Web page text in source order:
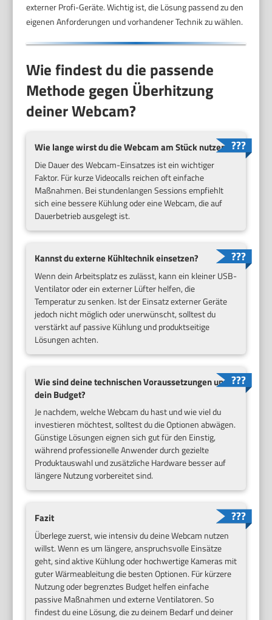
externer Profi-Geräte. Wichtig ist, die Lösung passend zu den
eigenen Anforderungen und vorhandener Technik zu wählen.
Wie findest du die passende
Methode gegen Überhitzung
deiner Webcam?
Wie lange wirst du die Webcam am Stück nutzen?
Die Dauer des Webcam-Einsatzes ist ein wichtiger
Faktor. Für kurze Videocalls reichen oft einfache
Maßnahmen. Bei stundenlangen Sessions empfiehlt
sich eine bessere Kühlung oder eine Webcam, die auf
Dauerbetrieb ausgelegt ist.
Kannst du externe Kühltechnik einsetzen?
Wenn dein Arbeitsplatz es zulässt, kann ein kleiner USB-
Ventilator oder ein externer Lüfter helfen, die
Temperatur zu senken. Ist der Einsatz externer Geräte
jedoch nicht möglich oder unerwünscht, solltest du
verstärkt auf passive Kühlung und produktseitige
Lösungen achten.
Wie sind deine technischen Voraussetzungen und
dein Budget?
Je nachdem, welche Webcam du hast und wie viel du
investieren möchtest, solltest du die Optionen abwägen.
Günstige Lösungen eignen sich gut für den Einstig,
während professionelle Anwender durch gezielte
Produktauswahl und zusätzliche Hardware besser auf
längere Nutzung vorbereitet sind.
Fazit
Überlege zuerst, wie intensiv du deine Webcam nutzen
willst. Wenn es um längere, anspruchsvolle Einsätze
geht, sind aktive Kühlung oder hochwertige Kameras mit
guter Wärmeableitung die besten Optionen. Für kürzere
Nutzung oder begrenztes Budget helfen einfache
passive Maßnahmen und externe Ventilatoren. So
findest du eine Lösung, die zu deinem Bedarf und deiner